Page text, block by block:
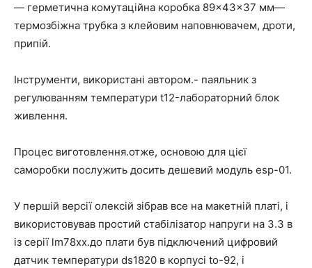
— герметична комутаційна коробка 89×43×37 мм—
термозбіжна трубка з клейовим наповнювачем, дроти,
припій.
Інструменти, використані автором.- паяльник з
регулюванням температури t12-лабораторний блок
живлення.
Процес виготовлення.отже, основою для цієї
саморобки послужить досить дешевий модуль esp-01.
У першій версії олексій зібрав все на макетній платі, і
використовував простий стабілізатор напруги на 3.3 в
із серії lm78xx.до плати був підключений цифровий
датчик температури ds1820 в корпусі to-92, і